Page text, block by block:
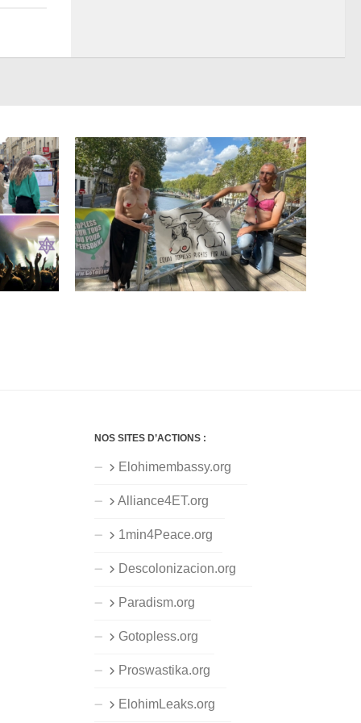
NOS SITES D’ACTIONS :
Elohimembassy.org
Alliance4ET.org
1min4Peace.org
Descolonizacion.org
Paradism.org
Gotopless.org
Proswastika.org
ElohimLeaks.org